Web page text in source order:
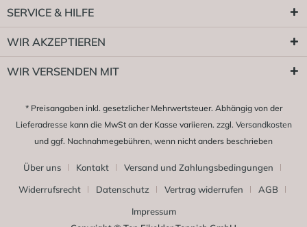
SERVICE & HILFE
WIR AKZEPTIEREN
WIR VERSENDEN MIT
* Preisangaben inkl. gesetzlicher Mehrwertsteuer. Abhängig von der
Lieferadresse kann die MwSt an der Kasse variieren. zzgl. Versandkosten
und ggf. Nachnahmegebühren, wenn nicht anders beschrieben
Über uns Kontakt
Versand und Zahlungsbedingungen
Widerrufsrecht
Datenschutz Vertrag widerrufen
AGB
Impressum